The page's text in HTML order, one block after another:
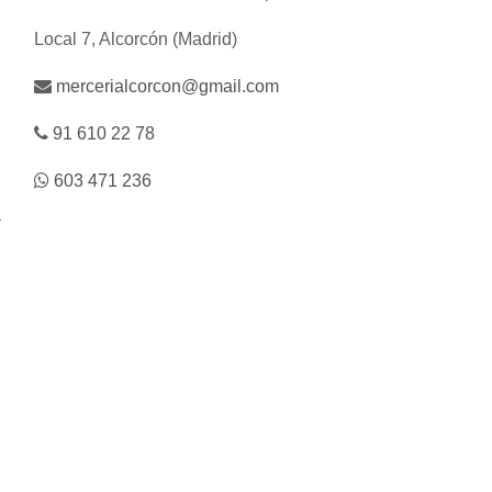
Local 7, Alcorcón (Madrid)
mercerialcorcon@gmail.com
91 610 22 78
603 471 236